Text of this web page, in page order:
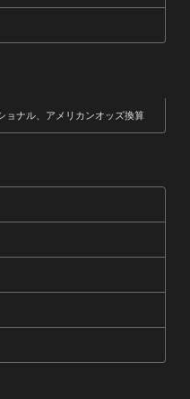
ョナル、アメリカンオッズ換算